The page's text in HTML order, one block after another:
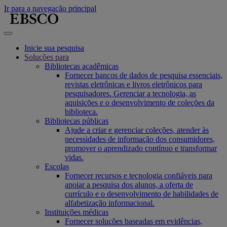
Ir para a navegação principal
Inicie sua pesquisa
Soluções para
Bibliotecas acadêmicas
Fornecer bancos de dados de pesquisa essenciais,
revistas eletrônicas e livros eletrônicos para
pesquisadores. Gerenciar a tecnologia, as
aquisições e o desenvolvimento de coleções da
biblioteca.
Bibliotecas públicas
Ajude a criar e gerenciar coleções, atender às
necessidades de informação dos consumidores,
promover o aprendizado contínuo e transformar
vidas.
Escolas
Fornecer recursos e tecnologia confiáveis para
apoiar a pesquisa dos alunos, a oferta de
currículo e o desenvolvimento de habilidades de
alfabetização informacional.
Instituições médicas
Fornecer soluções baseadas em evidências,